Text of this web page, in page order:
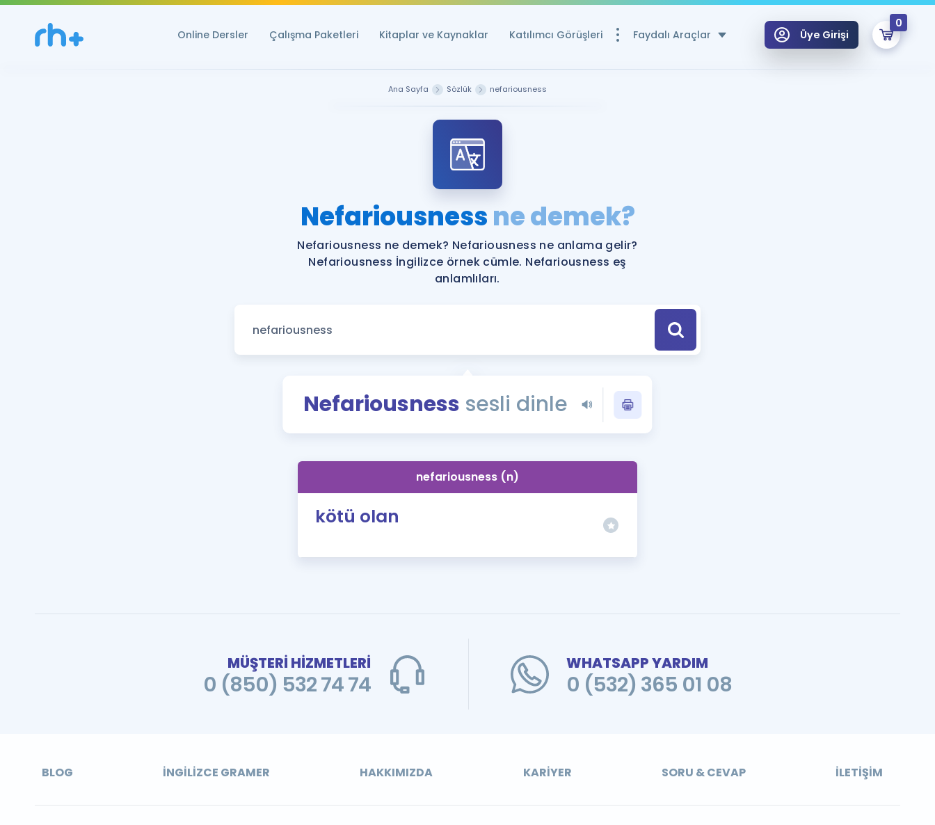
Online Dersler Çalışma Paketleri Kitaplar ve Kaynaklar Katılımcı Görüşleri Faydalı Araçlar
Ücretsiz Kaynaklar
YDS ve YÖKDİL Puan Hesaplama Aracı
YDS ve YÖKDİL'e Hazırlananlar için Öneriler
Eğitim ve Kitaplara Özel Fırsatlar
YDS - YÖKDİL Tüm Sınavlarla İlgili Haberler
İngilizce Gramer
İngilizce Gramer ve Konu Anlatımı
Üye Girişi
0
Remzi Hoca ile seni sınava hazırlayacak onlarca eğitim seni bekliyor!
Ana Sayfa Sözlük nefariousness
Nefariousnessne demek?
Nefariousness ne demek? Nefariousness ne anlama gelir?
Nefariousness İngilizce örnek cümle. Nefariousness eş
anlamlıları.
Nefariousness sesli dinle
nefariousness (n)
kötü olan
MÜŞTERİ HİZMETLERİ
0 (850) 532 74 74
WHATSAPP YARDIM
0 (532) 365 01 08
BLOG İNGILIZCE GRAMER HAKKIMIZDA KARIYER SORU & CEVAP İLETIŞIM